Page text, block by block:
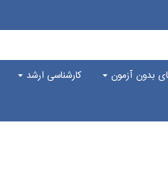
بدون آزمون کارشناسی ارشد